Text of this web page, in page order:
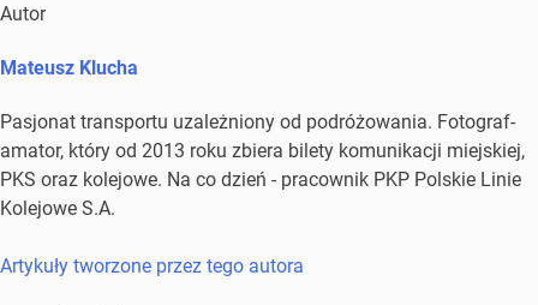
Autor
Mateusz Klucha
Pasjonat transportu uzależniony od podróżowania. Fotograf-
amator, który od 2013 roku zbiera bilety komunikacji miejskiej,
PKS oraz kolejowe. Na co dzień - pracownik PKP Polskie Linie
Kolejowe S.A.
Artykuły tworzone przez tego autora